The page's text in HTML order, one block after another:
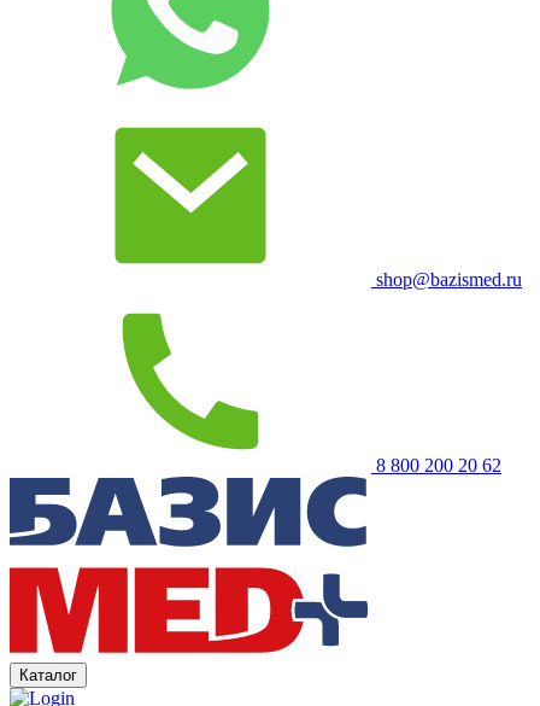
shop@bazismed.ru
8 800 200 20 62
Каталог